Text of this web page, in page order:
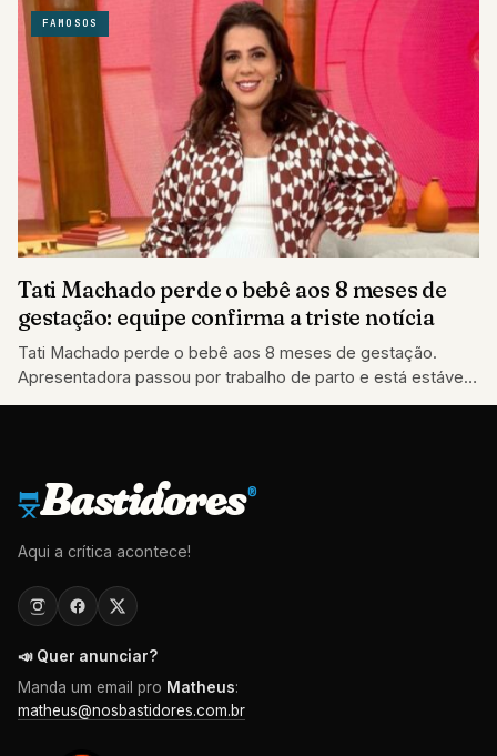
FAMOSOS
Tati Machado perde o bebê aos 8 meses de
gestação: equipe confirma a triste notícia
Tati Machado perde o bebê aos 8 meses de gestação.
Apresentadora passou por trabalho de parto e está estável;
causa da morte…
Bastidores®
Aqui a crítica acontece!
📣 Quer anunciar?
Manda um email pro Matheus:
matheus@nosbastidores.com.br